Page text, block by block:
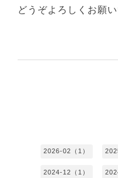
どうぞよろしくお願
2026-02（1）
2024-12（1）